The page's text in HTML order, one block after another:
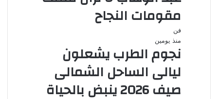
مقومات النجاح
فن
منذ يومين
نجوم الطرب يشعلون
ليالى الساحل الشمالى
صيف 2026 ينبض بالحياة